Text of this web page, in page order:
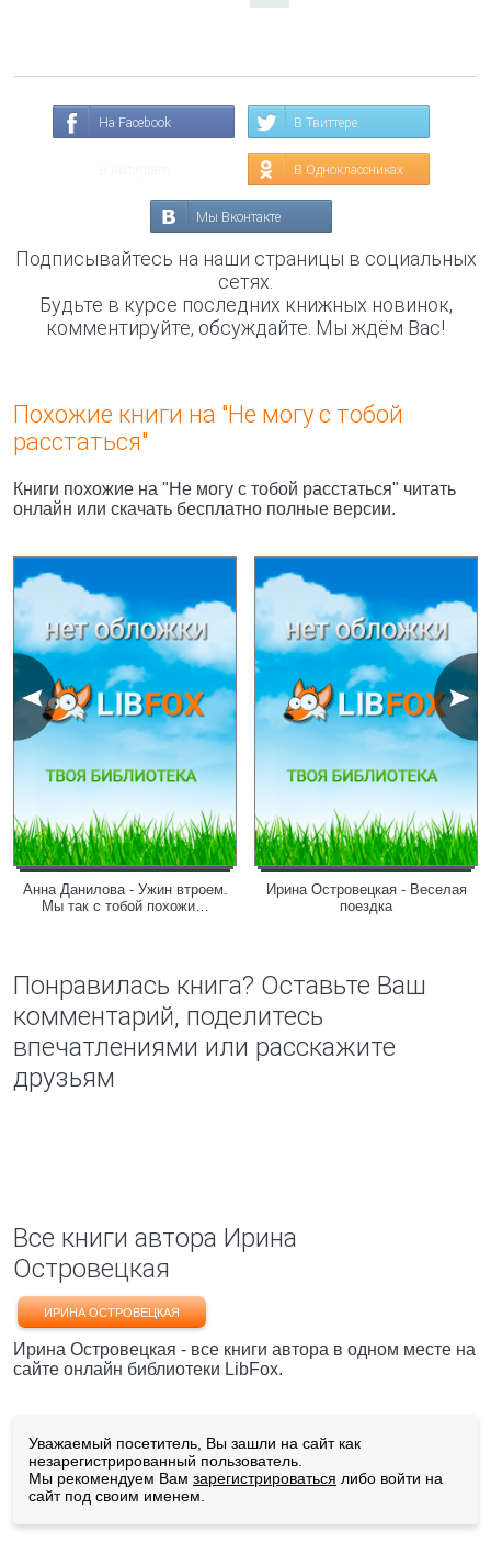
На Facebook В Твиттере
В Одноклассниках
Мы Вконтакте
Подписывайтесь на наши страницы в социальных
сетях.
Будьте в курсе последних книжных новинок,
комментируйте, обсуждайте. Мы ждём Вас!
Похожие книги на "Не могу с тобой
расстаться"
Книги похожие на "Не могу с тобой расстаться" читать
онлайн или скачать бесплатно полные версии.
Анна Данилова - Ужин втроем.
Мы так с тобой похожи…
Ирина Островецкая - Веселая
поездка
Понравилась книга? Оставьте Ваш
комментарий, поделитесь
впечатлениями или расскажите
друзьям
Все книги автора Ирина
Островецкая
ИРИНА ОСТРОВЕЦКАЯ
Ирина Островецкая - все книги автора в одном месте на
сайте онлайн библиотеки LibFox.
Уважаемый посетитель, Вы зашли на сайт как
незарегистрированный пользователь.
Мы рекомендуем Вам зарегистрироваться либо войти на
сайт под своим именем.